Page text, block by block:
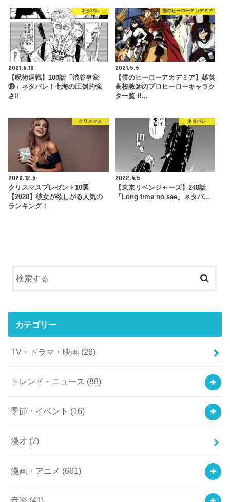
ネタバレ
2021.6.10
【呪術廻戦】100話「渋谷事変
⑱」ネタバレ！七海の圧倒的強
さ!!
僕のヒーローアカデミア
2021.5.5
【僕のヒーローアカデミア】雄英
高校教師のプロヒーローキャラク
タ一覧 !!…
クリスマス
2020.12.5
クリスマスプレゼント10選
【2020】彼女が欲しがる人気の
ランキング！
ネタバレ
2022.4.5
【東京リベンジャーズ】248話
「Long time no see」ネタバ…
カテゴリー
TV・ドラマ・映画 (26)
トレンド・ニュース (88)
季節・イベント (16)
漫才 (7)
漫画・アニメ (661)